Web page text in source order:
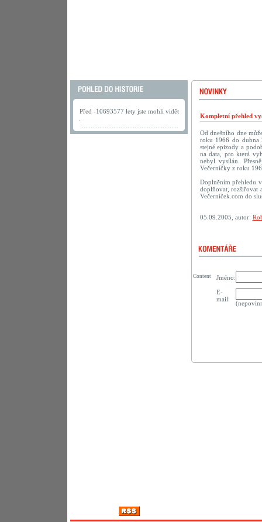
Před -10693577 lety jste mohli vidět
Kompletní přehled
Od dnešního dne
roku 1966 do dubna
stejné epizody a
na data, pro která
nebyl vysílán.
Večerníčky z roku
Doplněním přehledu
doplňovat, rozšiřovat
Večerníček.com do
05.09.2005, autor:
Jméno:
E-
mail:
Content